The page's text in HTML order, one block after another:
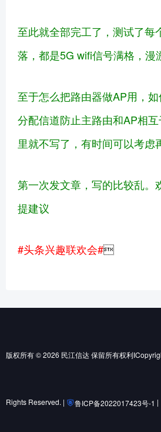
至此就全部完工了，测试了每
落，都是5G wifi信号满格，漫
至于怎么把路由器做AP用，
分配信道防止主路由和AP相
里就不写了，有时间可以考虑
第一次发文章，写的比较乱。
提建议
#头条兴趣联欢会#
版权所有 © 2026 民江信达 保留所有权利
Rights Reserved. | 鲁ICP备2022017423号-1 |